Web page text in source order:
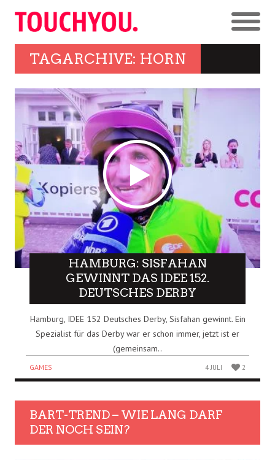
TAGARCHIVE: HORN
HAMBURG: SISFAHAN
GEWINNT DAS IDEE 152.
DEUTSCHES DERBY
Hamburg, IDEE 152 Deutsches Derby, Sisfahan gewinnt. Ein
Spezialist für das Derby war er schon immer, jetzt ist er
(gemeinsam..
GAMES 4 JULI 2
BART-TREND – WIE LANG DARF
DER NOCH SEIN?